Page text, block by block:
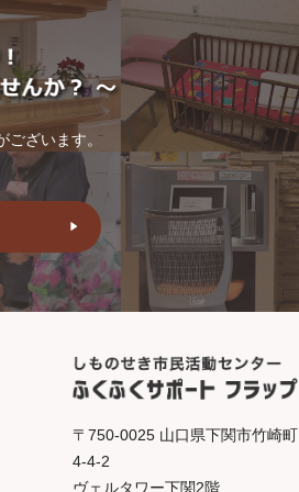
ございます。
〒750-0025 山口県下関市竹崎町
4-4-2
ヴェルタワー下関2階